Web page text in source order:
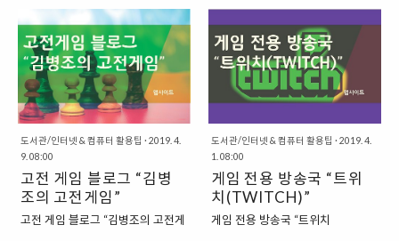
Time”은 축구 경기에서 시간을 지
연시키는 주요 이유 중 하나가 부상
이기 때문에 붙여진 표현입니
다. “How much injury time is
there?” (추가시간이 얼마..
만, “LoL 파크”는 지금도 운영되고
있는 “E스포츠” 전용 경기장이면서
“PC방”이다. “서울 E스포츠 전용 경
기장, 롤파크“ 롤파크는 서울 종로
터의 성능도 중요하지만, 자신에게
맞는 장비를 찾는 것 또한 중요하다.
로지텍은 특유의 정교함으로 게이
머들에게 사랑받는 키보드, 마우스
브랜드이다. “서울 잠실 : 로지텍 PC
방” 잠실새내 역 근처에서는 “로지
텍 PC방”을 찾을 수 있다. 정확한 명
칭은 “로지텍 G PC Cafe”라는 곳으
로, PC방이지만, 로지텍의 제품으
로 세팅을 해놓은 로지텍 전용 PC
방이라고 할 수 있다. 요즘에는 PC
방에서 대부분 좋은 키보드와 마우
린 고전게임들이 온라인으로 다시
돌아왔습니다. 과거에 소위 고전게
임이라고 불리는 도스 기반으로 돌
아가던 게임들을 즐기려면, 다소 복
잡한 절차를 거쳐야 했습니다. 그나
마, 그러한 절차를 줄여준 것들이
“도스박스”라는 프로그램과 “박서
(BOXER)”라는 프로그램이었지요.
“온라인에서 쉽게 즐길 수 있는 도
스게임” 이러한 도스용 게임들을 한
곳에 모아서, 기록해둔 곳이 있습니
도서관/인터넷 & 컴퓨터 활용팁 · 2019. 4.
9. 08:00
고전 게임 블로그 “김병
조의 고전게임”
고전 게임 블로그 “김병조의 고전게
도서관/인터넷 & 컴퓨터 활용팁 · 2019. 4.
1. 08:00
게임 전용 방송국 “트위
치(TWITCH)”
게임 전용 방송국 “트위치